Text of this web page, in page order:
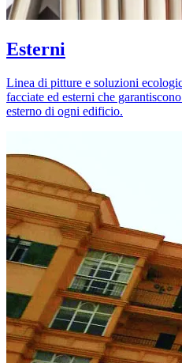
Esterni
Linea di pitture e soluzioni
facciate ed esterni che
esterno di ogni edificio.